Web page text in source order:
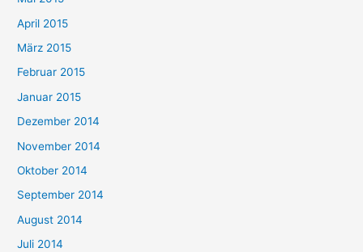
April 2015
März 2015
Februar 2015
Januar 2015
Dezember 2014
November 2014
Oktober 2014
September 2014
August 2014
Juli 2014